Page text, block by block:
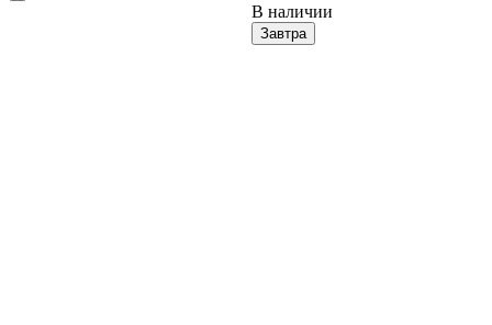
В наличии
Завтра